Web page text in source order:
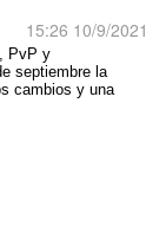
15:26 10/9/2021
PvP y
septiembre la
cambios y una